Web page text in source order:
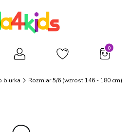
biurka Rozmiar 5/6 (wzrost 146 - 180 cm)